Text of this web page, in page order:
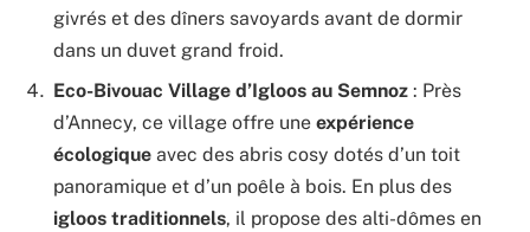
givrés et des dîners savoyards avant de dormir
dans un duvet grand froid.
Eco-Bivouac Village d’Igloos au Semnoz : Près
d’Annecy, ce village offre une expérience
écologique avec des abris cosy dotés d’un toit
panoramique et d’un poêle à bois. En plus des
igloos traditionnels, il propose des alti-dômes en